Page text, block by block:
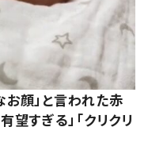
顔」と言われた赤
すぎる」「クリクリ